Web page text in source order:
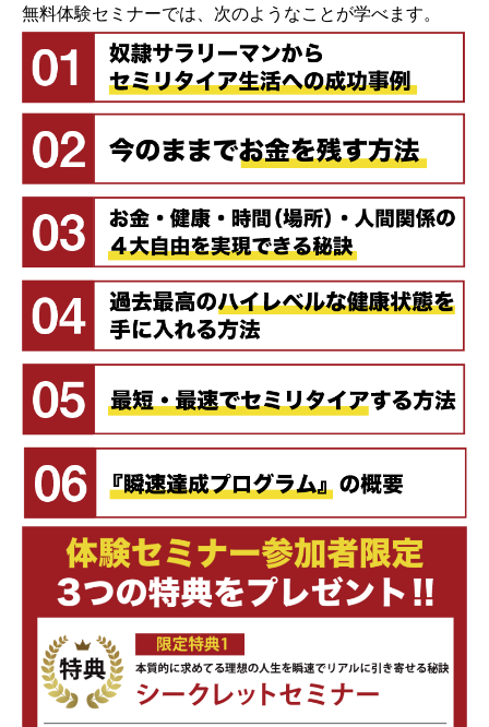
無料体験セミナーでは、次のようなことが学べます。